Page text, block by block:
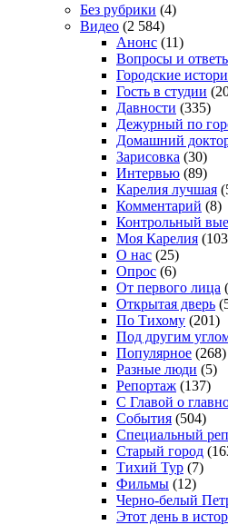
Без рубрики (4)
Видео (2 584)
Анонс (11)
Вопросы и
Городские
Гость в студии
Давности (335)
Дежурный по
Домашний
Зарисовка (30)
Интервью (89)
Карелия лучшая
Комментарий (8)
Контрольный
Моя Карелия
О нас (25)
Опрос (6)
От первого лица
Открытая дверь
По Тихому (201)
Под другим
Популярное (268)
Разные люди (5)
Репортаж (137)
С Главой о
События (504)
Специальный
Старый город
Тихий Тур (7)
Фильмы (12)
Черно-белый
Этот день в